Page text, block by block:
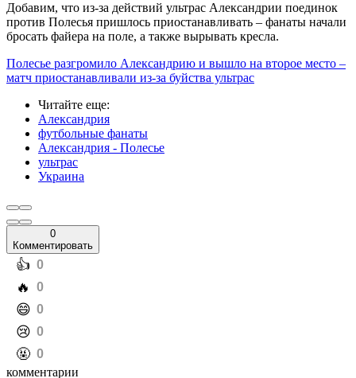
Добавим, что из-за действий ультрас Александрии поединок
против Полесья пришлось приостанавливать – фанаты начали
бросать файера на поле, а также вырывать кресла.
Полесье разгромило Александрию и вышло на второе место –
матч приостанавливали из-за буйства ультрас
Читайте еще:
Александрия
футбольные фанаты
Александрия - Полесье
ультрас
Украина
0
Комментировать
️👍 0
️🔥 0
️😄 0
️😢 0
️🤬 0
комментарии